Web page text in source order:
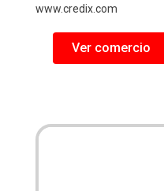
www.credix.com
Ver comercio